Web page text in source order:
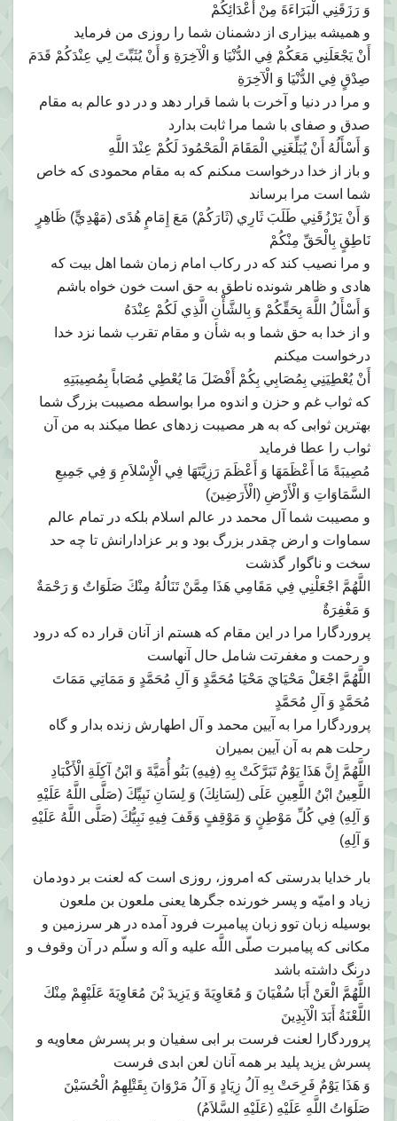
وَ رَزَقَنِي الْبَرَاءَةَ مِنْ أَعْدَائِكُمْ‏
و هميشه بيزارى از دشمنان شما را روزى من فرمايد
أَنْ يَجْعَلَنِي مَعَكُمْ فِي الدُّنْيَا وَ الْآخِرَةِ وَ أَنْ يُثَبِّتَ لِي عِنْدَكُمْ قَدَمَ
صِدْقٍ فِي الدُّنْيَا وَ الْآخِرَةِ
و مرا در دنيا و آخرت با شما قرار دهد و در دو عالم به مقام
صدق و صفاى با شما مرا ثابت بدارد
وَ أَسْأَلُهُ أَنْ يُبَلِّغَنِي الْمَقَامَ الْمَحْمُودَ لَكُمْ عِنْدَ اللَّهِ‏
و باز از خدا درخواست مى‏كنم كه به مقام محمودى كه خاص
شما است مرا برساند
وَ أَنْ يَرْزُقَنِي طَلَبَ ثَارِي (ثَارَكُمْ) مَعَ إِمَامٍ هُدًى (مَهْدِيٍّ) ظَاهِرٍ
نَاطِقٍ بِالْحَقِّ مِنْكُمْ‏
و مرا نصيب كند كه در ركاب امام زمان شما اهل بيت كه
هادى و ظاهر شونده ناطق به حق است خون خواه باشم
وَ أَسْأَلُ اللَّهَ بِحَقِّكُمْ وَ بِالشَّأْنِ الَّذِي لَكُمْ عِنْدَهُ
و از خدا به حق شما و به شأن و مقام تقرب شما نزد خدا
درخواست ميكنم
أَنْ يُعْطِيَنِي بِمُصَابِي بِكُمْ أَفْضَلَ مَا يُعْطِي مُصَاباً بِمُصِيبَتِهِ‏
كه ثواب غم و حزن و اندوه مرا بواسطه مصيبت بزرگ شما
بهترين ثوابى كه به هر مصيبت زده‏اى عطا ميكند به من آن
ثواب را عطا فرمايد
مُصِيبَةً مَا أَعْظَمَهَا وَ أَعْظَمَ رَزِيَّتَهَا فِي الْإِسْلاَمِ وَ فِي جَمِيعِ
السَّمَاوَاتِ وَ الْأَرْضِ (الْأَرَضِينَ)
و مصيبت شما آل محمد در عالم اسلام بلكه در تمام عالم
سماوات و ارض چقدر بزرگ بود و بر عزادارانش تا چه حد
سخت و ناگوار گذشت
اللَّهُمَّ اجْعَلْنِي فِي مَقَامِي هَذَا مِمَّنْ تَنَالُهُ مِنْكَ صَلَوَاتٌ وَ رَحْمَةٌ
وَ مَغْفِرَةٌ
پروردگارا مرا در اين مقام كه هستم از آنان قرار ده كه درود
و رحمت و مغفرتت شامل حال آنهاست
اللَّهُمَّ اجْعَلْ مَحْيَايَ مَحْيَا مُحَمَّدٍ وَ آلِ مُحَمَّدٍ وَ مَمَاتِي مَمَاتَ
مُحَمَّدٍ وَ آلِ مُحَمَّدٍ
پروردگارا مرا به آيين محمد و آل اطهارش زنده بدار و گاه
رحلت هم به آن آيين بميران
اللَّهُمَّ إِنَّ هَذَا يَوْمٌ تَبَرَّكَتْ بِهِ (فِيهِ) بَنُو أُمَيَّةَ وَ ابْنُ آكِلَةِ الْأَكْبَادِ
اللَّعِينُ ابْنُ اللَّعِينِ عَلَى (لِسَانِكَ) وَ لِسَانِ نَبِيِّكَ (صَلَّى اللَّهُ عَلَيْهِ
وَ آلِهِ) فِي كُلِّ مَوْطِنٍ وَ مَوْقِفٍ وَقَفَ فِيهِ نَبِيُّكَ (صَلَّى اللَّهُ عَلَيْهِ
وَ آلِهِ)
بار خدايا بدرستى كه امروز، روزى است كه لعنت بر دودمان
زياد و اميّه و پسر خورنده جگرها يعنى ملعون بن ملعون
بوسيله زبان توو زبان پيامبرت فرود آمده در هر سرزمين و
مكانى كه پيامبرت صلّى اللَّه عليه و آله و سلّم در آن وقوف و
درنگ داشته باشد
اللَّهُمَّ الْعَنْ أَبَا سُفْيَانَ وَ مُعَاوِيَةَ وَ يَزِيدَ بْنَ مُعَاوِيَةَ عَلَيْهِمْ مِنْكَ
اللَّعْنَةُ أَبَدَ الْآبِدِينَ‏
پروردگارا لعنت فرست بر ابى سفيان و بر پسرش معاويه و
پسرش يزيد پليد بر همه آنان لعن ابدى فرست
وَ هَذَا يَوْمٌ فَرِحَتْ بِهِ آلُ زِيَادٍ وَ آلُ مَرْوَانَ بِقَتْلِهِمُ الْحُسَيْنَ
صَلَوَاتُ اللَّهِ عَلَيْهِ (عَلَيْهِ السَّلاَمُ)